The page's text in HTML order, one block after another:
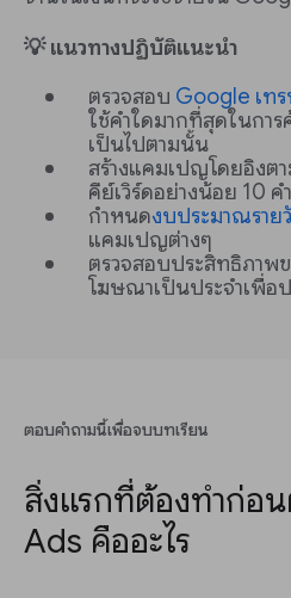
💡 แนวทางปฏิบัติแนะนำ
ตรวจสอบ Google เท
ใช้คำใดมากที่สุดในกา
เป็นไปตามนั้น
สร้างแคมเปญโดยอิงต
คีย์เวิร์ดอย่างน้อย 10
กำหนดงบประมาณราย
แคมเปญต่างๆ
ตรวจสอบประสิทธิภาพ
โฆษณาเป็นประจำเพื่อ
ตอบคำถามนี้เพื่อจบบทเรียน
สิ่งแรกที่ต้องทำก่อ
Ads คืออะไร